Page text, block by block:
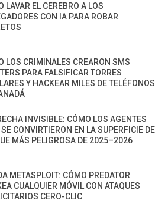
LAVAR EL CEREBRO A LOS
CON IA PARA ROBAR
LOS CRIMINALES CREARON SMS
PARA FALSIFICAR TORRES
Y HACKEAR MILES DE TELÉFONOS
INVISIBLE: CÓMO LOS AGENTES
SE CONVIRTIERON EN LA SUPERFICIE DE
MÁS PELIGROSA DE 2025–2026
METASPLOIT: CÓMO PREDATOR
CUALQUIER MÓVIL CON ATAQUES
CERO-CLIC